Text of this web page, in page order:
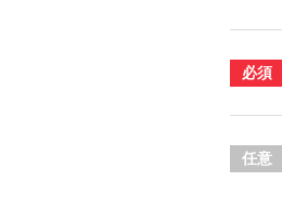
必須
任意